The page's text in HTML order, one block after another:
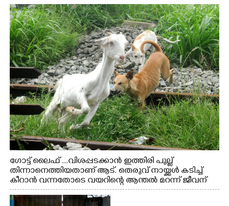
ഗോട്ട് ലൈഫ് ...വിശപ്പടക്കാൻ ഇത്തിരി പുല്ല്
തിന്നാനെത്തിയതാണ് ആട്. തെരുവ് നായ്ക്കൾ കടിച്ച്
കീറാൻ വന്നതോടെ വയറിന്റെ ആന്തൽ മറന്ന് ജീവന്
വേണ്ടിയായി ഓട്ടം. എറണാകുളം വാത്തുരുത്തിയിൽ
നിന്നുള്ള കാഴ്ച